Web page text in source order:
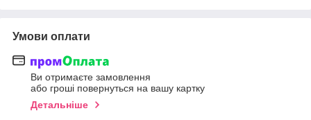
Умови оплати
Ви отримаєте замовлення
або гроші повернуться на вашу картку
Детальніше